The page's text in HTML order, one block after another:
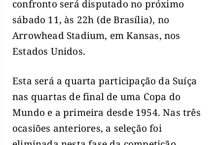
confronto será disputado no próximo
sábado 11, às 22h (de Brasília), no
Arrowhead Stadium, em Kansas, nos
Estados Unidos.
Esta será a quarta participação da Suíça
nas quartas de final de uma Copa do
Mundo e a primeira desde 1954. Nas três
ocasiões anteriores, a seleção foi